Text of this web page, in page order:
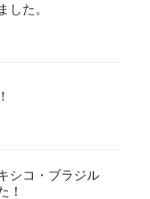
した。
シコ・ブラジル
！